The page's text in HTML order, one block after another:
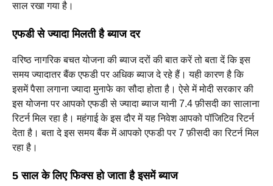
साल रखा गया है।
एफडी से ज्यादा मिलती है ब्याज दर
वरिष्ठ नागरिक बचत योजना की ब्याज दरों की बात करें तो बता दें कि इस
समय ज्यादातर बैंक एफडी पर अधिक ब्याज दे रहे हैं। यही कारण है कि
इसमें पैसा लगाना ज्यादा मुनाफे का सौदा होता है। ऐसे में मोदी सरकार की
इस योजना पर आपको एफडी से ज्यादा ब्याज यानी 7.4 फ़ीसदी का सालाना
रिटर्न मिल रहा है। महंगाई के इस दौर में यह निवेश आपको पॉजिटिव रिटर्न
देता है। बता दे इस समय बैंक में आपको एफडी पर 7 फ़ीसदी का रिटर्न मिल
रहा है।
5 साल के लिए फिक्स हो जाता है इसमें ब्याज